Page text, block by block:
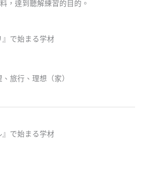
，達到聽解練習的目的。
で始まる学材
旅行、理想（家）
で始まる学材